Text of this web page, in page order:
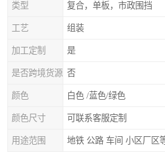
类型 复合，单板，市政围挡
工艺 组装
加工定制 是
是否跨境货源 否
颜色 白色 /蓝色/绿色
颜色尺寸 可联系客服定制
用途范围 地铁 公路 车间 小区厂区